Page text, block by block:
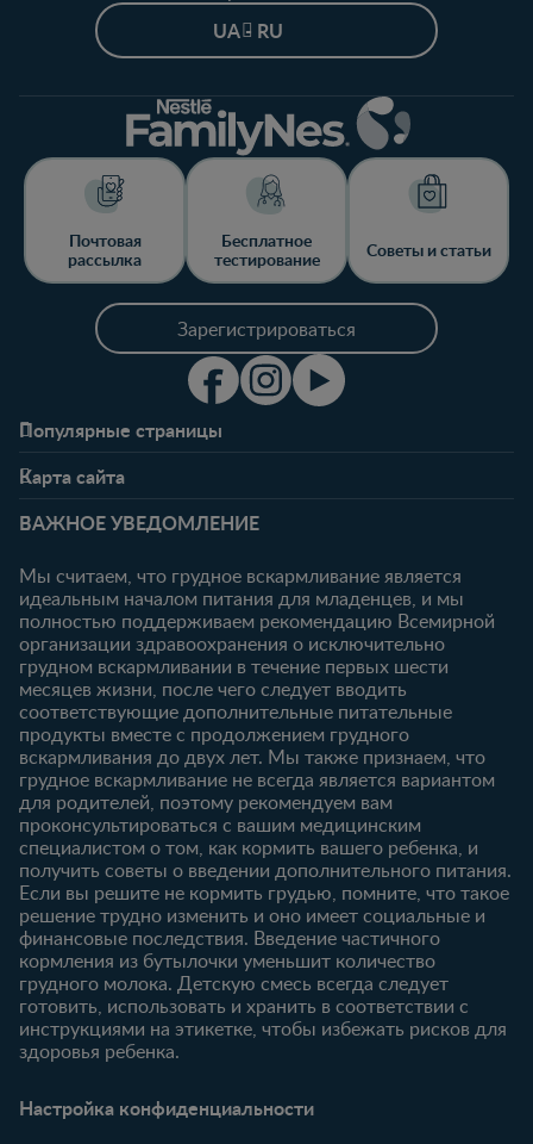
UA - RU
Почтовая
рассылка
Бесплатное
тестирование
Советы и статьи
Зарегистрироваться
Популярные страницы
Часто задаваемые
Личный кабинет
Зарегистрироваться
Купить
Наши бренды
Бесплатные
тестирования
Карта сайта
Статьи
Статьи
6-12 месяцев
Статьи
Продукты
12-18 месяцев
Статьи
Продукты
18-24 месяцев
Статьи
Продукты
ВАЖНОЕ УВЕДОМЛЕНИЕ
Мы считаем, что грудное вскармливание является
идеальным началом питания для младенцев, и мы
полностью поддерживаем рекомендацию Всемирной
организации здравоохранения о исключительно
грудном вскармливании в течение первых шести
месяцев жизни, после чего следует вводить
соответствующие дополнительные питательные
продукты вместе с продолжением грудного
вскармливания до двух лет. Мы также признаем, что
грудное вскармливание не всегда является вариантом
для родителей, поэтому рекомендуем вам
проконсультироваться с вашим медицинским
специалистом о том, как кормить вашего ребенка, и
получить советы о введении дополнительного питания.
Если вы решите не кормить грудью, помните, что такое
решение трудно изменить и оно имеет социальные и
финансовые последствия. Введение частичного
кормления из бутылочки уменьшит количество
грудного молока. Детскую смесь всегда следует
готовить, использовать и хранить в соответствии с
инструкциями на этикетке, чтобы избежать рисков для
здоровья ребенка.
Настройка конфиденциальности